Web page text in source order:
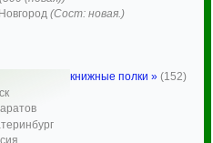
Новгород (Сост: новая.)
книжные полки » (152)